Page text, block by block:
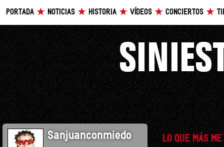
PORTADA NOTICIAS HISTORIA VÍDEOS CONCIERTOS
Sanjuanconmiedo LO QUE MÁS ME